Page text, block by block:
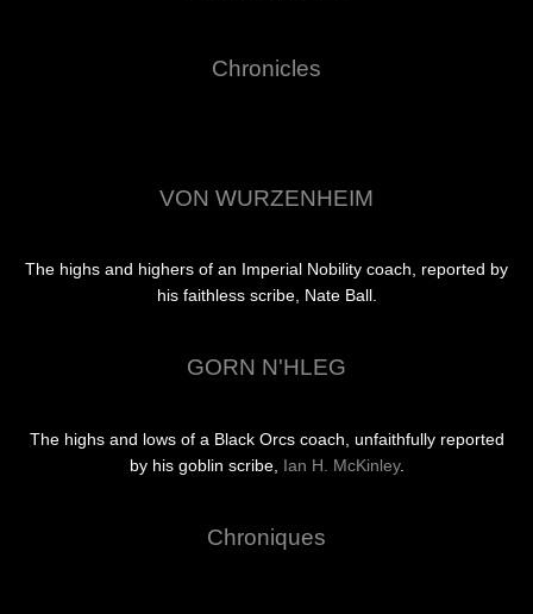
Chronicles
VON WURZENHEIM
The highs and highers of an Imperial Nobility coach, reported by
his faithless scribe, Nate Ball.
GORN N'HLEG
The highs and lows of a Black Orcs coach, unfaithfully reported
by his goblin scribe, Ian H. McKinley.
Chroniques